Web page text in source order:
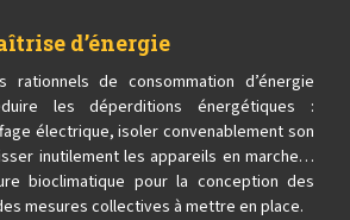
d’énergie
rationnels de consommation d’énergie
les déperditions énergétiques :
électrique, isoler convenablement son
inutilement les appareils en marche…
bioclimatique pour la conception des
mesures collectives à mettre en place.